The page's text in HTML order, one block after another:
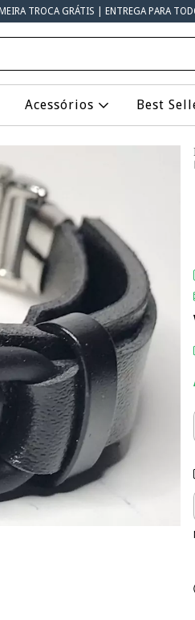
TROCA GRÁTIS | ENTREGA PARA
Acessórios Best